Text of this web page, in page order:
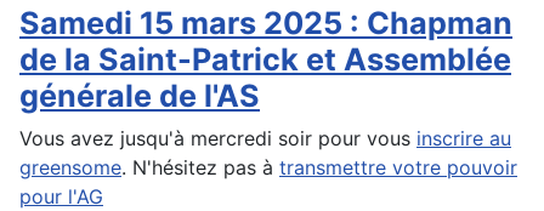
Samedi 15 mars 2025 : Chapman
de la Saint-Patrick et Assemblée
générale de l'AS
Vous avez jusqu'à mercredi soir pour vous inscrire au
greensome. N'hésitez pas à transmettre votre pouvoir
pour l'AG